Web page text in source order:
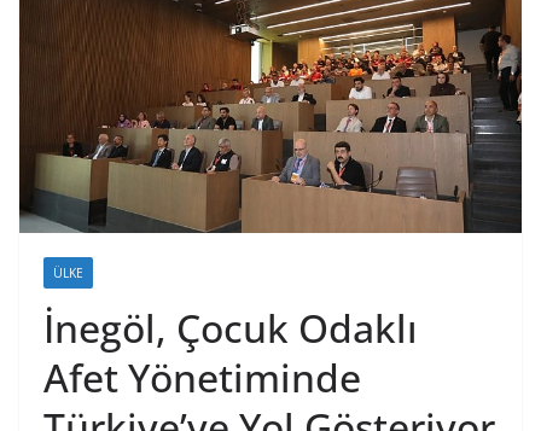
ÜLKE
İnegöl, Çocuk Odaklı
Afet Yönetiminde